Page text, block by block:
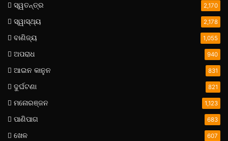
ସ୍ୱତନ୍ତ୍ର 2,170
ସ୍ୱାସ୍ଥ୍ୟ 2,178
ବାଣିଜ୍ୟ 1,055
ଅପରାଧ 940
ଆଇନ କାନୁନ 831
ଦୁର୍ଘଟଣା 821
ମନୋରଞ୍ଜନ 1,123
ପାଣିପାଗ 683
ଖେଳ 607